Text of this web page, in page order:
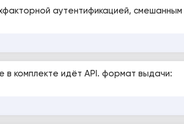
аутентификацией, смешанным
комплекте идёт API. формат выдачи: